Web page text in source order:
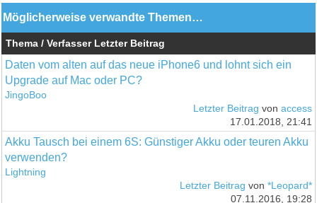
Möglicherweise verwandte Themen…
Thema / Verfasser Letzter Beitrag
Daten vom alten auf das neue iPhone6 und lohnt sich ein
Upgrade auf Mac oder PC?
JingoBoo
Letzter Beitrag von access
17.01.2018, 21:41
Akku Tausch bei einem 6S: Günstiger Akku oder teuren Akku
verwenden?
Lightning
Letzter Beitrag von *Leopard*
07.11.2016, 19:28